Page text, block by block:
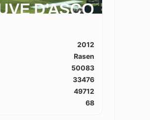
D'ASCQ
2012
Rasen
50083
33476
49712
68